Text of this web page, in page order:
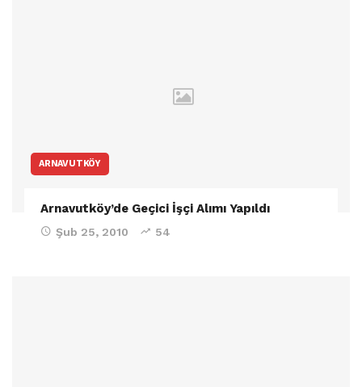
ARNAVUTKÖY
Arnavutköy’de Geçici İşçi Alımı Yapıldı
Şub 25, 2010 54